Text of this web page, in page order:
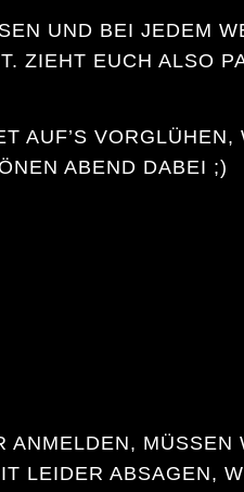
UND BEI JEDEM
EUCH ALSO
AUF’S VORGLÜHEN,
ABEND DABEI ;)
ANMELDEN, MÜSSEN
LEIDER ABSAGEN,